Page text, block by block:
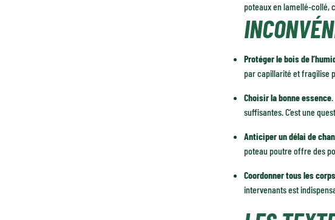
poteaux en lamellé-collé,
Protéger le bois de
par capillarité et fragilise
Choisir la bonne essence
suffisantes. C’est une
Anticiper un délai de
poteau poutre offre des
Coordonner tous les
intervenants est